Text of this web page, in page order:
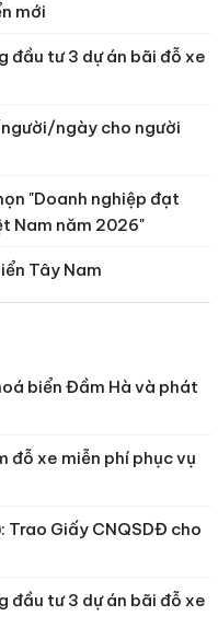
mới
đầu tư 3 dự án bãi đỗ xe
ngày cho người
"Doanh nghiệp đạt
Nam năm 2026"
Tây Nam
biển Đầm Hà và phát
đỗ xe miễn phí phục vụ
Trao Giấy CNQSDĐ cho
đầu tư 3 dự án bãi đỗ xe